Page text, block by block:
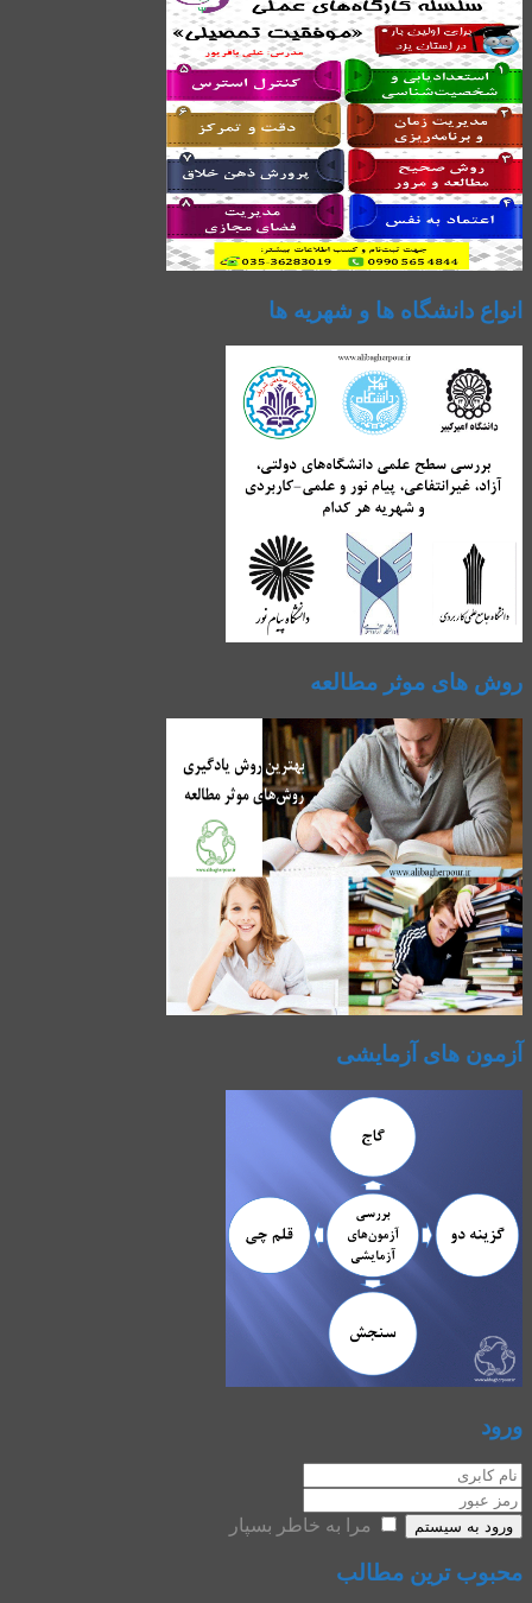
انواع دانشگاه ها و شهریه ها
روش های موثر مطالعه
آزمون های آزمایشی
ورود
ورود به سیستم مرا به خاطر بسپار
محبوب ترین مطالب